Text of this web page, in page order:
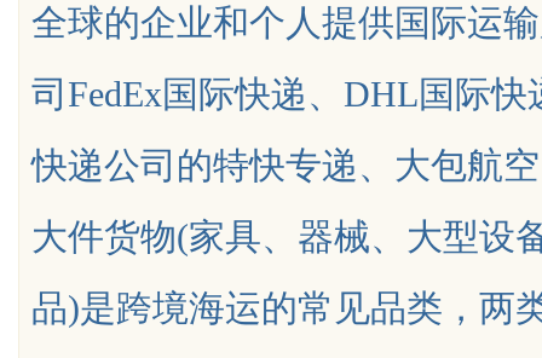
uz
全球的企业和个人提供国际运
司FedEx国际快递、DHL国际
快递公司的特快专递、大包航
大件货物(家具、器械、大型设
品)是跨境海运的常见品类，两